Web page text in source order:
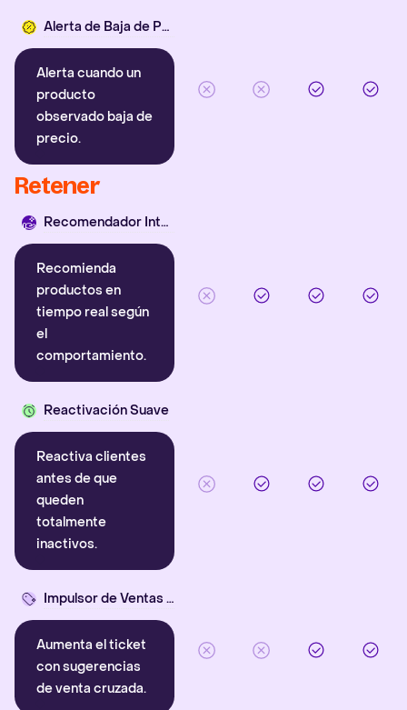
Alerta de Baja de Precio
Alerta cuando un
producto
observado baja de
precio.
Retener
Recomendador Inteligente
Recomienda
productos en
tiempo real según
el
comportamiento.
Reactivación Suave
Reactiva clientes
antes de que
queden
totalmente
inactivos.
Impulsor de Ventas Cruzadas
Aumenta el ticket
con sugerencias
de venta cruzada.